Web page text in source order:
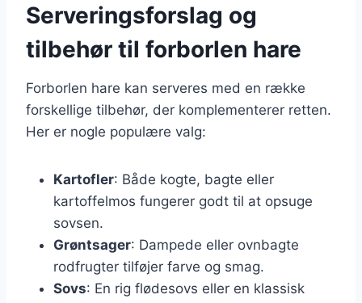
Serveringsforslag og
tilbehør til forborlen hare
Forborlen hare kan serveres med en række
forskellige tilbehør, der komplementerer retten.
Her er nogle populære valg:
Kartofler: Både kogte, bagte eller
kartoffelmos fungerer godt til at opsuge
sovsen.
Grøntsager: Dampede eller ovnbagte
rodfrugter tilføjer farve og smag.
Sovs: En rig flødesovs eller en klassisk